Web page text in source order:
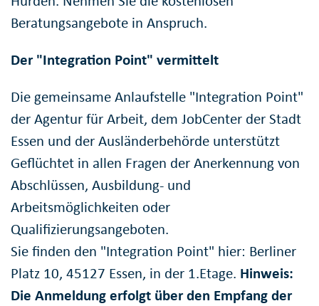
Beratungsangebote in Anspruch.
Der "Integration Point" vermittelt
Die gemeinsame Anlaufstelle "Integration Point"
der Agentur für Arbeit, dem JobCenter der Stadt
Essen und der Ausländerbehörde unterstützt
Geflüchtet in allen Fragen der Anerkennung von
Abschlüssen, Ausbildung- und
Arbeitsmöglichkeiten oder
Qualifizierungsangeboten.
Sie finden den "Integration Point" hier: Berliner
Platz 10, 45127 Essen, in der 1.Etage. Hinweis:
Die Anmeldung erfolgt über den Empfang der